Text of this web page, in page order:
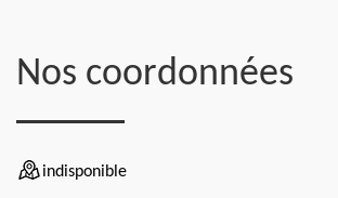
Nos coordonnées
indisponible